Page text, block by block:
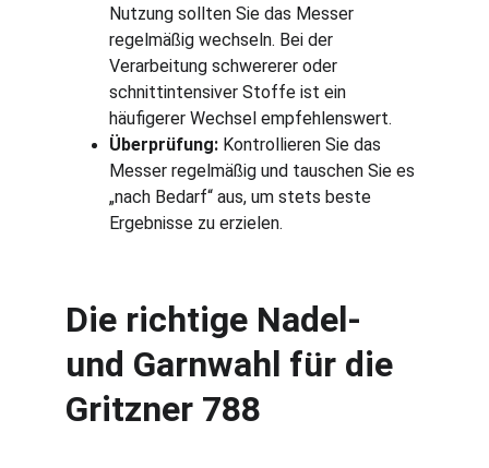
Nutzung sollten Sie das Messer
regelmäßig wechseln. Bei der
Verarbeitung schwererer oder
schnittintensiver Stoffe ist ein
häufigerer Wechsel empfehlenswert.
Überprüfung: Kontrollieren Sie das
Messer regelmäßig und tauschen Sie es
„nach Bedarf“ aus, um stets beste
Ergebnisse zu erzielen.
Die richtige Nadel-
und Garnwahl für die
Gritzner 788